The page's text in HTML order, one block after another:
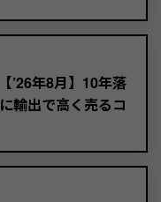
’26年8月】10年落
輸出で高く売るコ